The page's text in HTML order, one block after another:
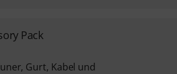
Pack
Gurt, Kabel und